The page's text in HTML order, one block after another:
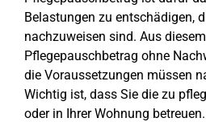
Belastungen zu entschädigen,
nachzuweisen sind. Aus
Pflegepauschbetrag ohne
die Voraussetzungen müssen
Wichtig ist, dass Sie die zu
oder in Ihrer Wohnung